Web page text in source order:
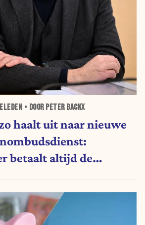
• DOOR PETER BACKX
haalt uit naar nieuwe
betaalt altijd de